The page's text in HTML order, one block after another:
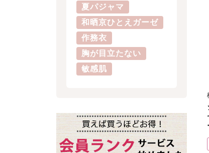
夏パジャマ
和晒京ひとえガーゼ
作務衣
胸が目立たない
敏感肌